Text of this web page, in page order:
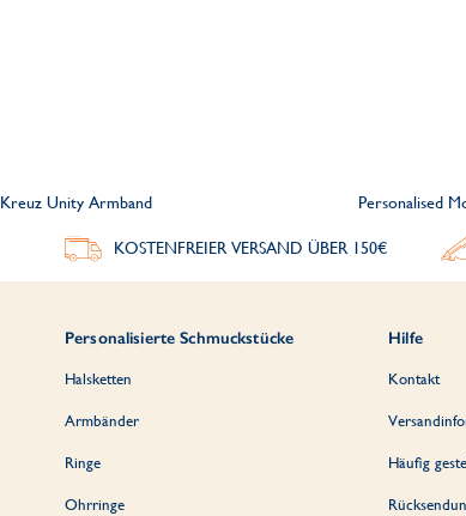
Unity Armband Personalised
KOSTENFREIER VERSAND ÜBER 150€
Personalisierte Schmuckstücke
Halsketten
Armbänder
Ringe
Ohrringe
Hilfe
Kontakt
Häufig